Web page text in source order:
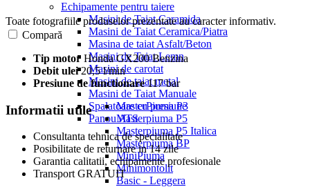
Spalatoare cu presiune
Panou ATS
Echipamente pentru taiere
Masini de Taiat Caramida
Masini de Taiat Ceramica/Piatra
Masina de taiat Asfalt/Beton
Masini de Taiat Lemn
Masini de carotat
Masini de taiat metal
Masini de Taiat Manuale
MasterPiuma P3
Masterpiuma P5
Masterpiuma P5 Italica
Masterpiuma BP
MiniPiuma
Minimontolit
Basic - Leggera
Toate fotografiile produselor prezentate au caracter informativ.
Compară
Tip motor Honda GX200 Benzina
Debit ulei 20,5 l/min
Presiune de functionare 117 bar
Informatii utile
Consultanta tehnica de specialitate
Posibilitate de returnare in 14 zile
Garantia calitatii, echipamente profesionale
Transport GRATUIT